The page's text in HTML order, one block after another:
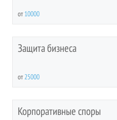
от10000
Защита бизнеса
от25000
Корпоративные споры